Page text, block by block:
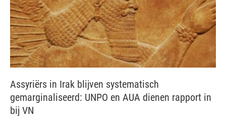
Assyriërs in Irak blijven systematisch
gemarginaliseerd: UNPO en AUA dienen rapport in
bij VN